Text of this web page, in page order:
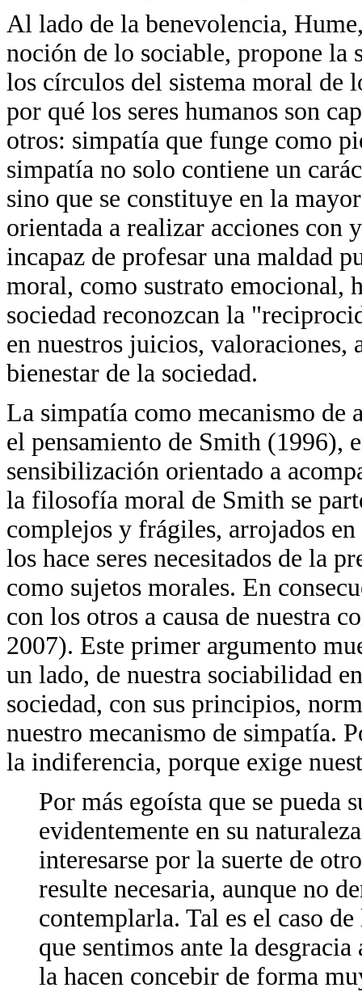
Al lado de la benevolencia,
noción de lo sociable, propone la
los círculos del sistema moral de
por qué los seres humanos son
otros: simpatía que funge como
simpatía no solo contiene un
sino que se constituye en la
orientada a realizar acciones con
incapaz de profesar una maldad
moral, como sustrato emocional,
sociedad reconozcan la
en nuestros juicios, valoraciones,
bienestar de la sociedad.
La simpatía como mecanismo de
el pensamiento de Smith (1996),
sensibilización orientado a
la filosofía moral de Smith se
complejos y frágiles, arrojados
los hace seres necesitados de la
como sujetos morales. En
con los otros a causa de nuestra
2007). Este primer argumento
un lado, de nuestra sociabilidad
sociedad, con sus principios,
nuestro mecanismo de simpatía.
la indiferencia, porque exige
Por más egoísta que se pueda
evidentemente en su
interesarse por la suerte de
resulte necesaria, aunque no
contemplarla. Tal es el caso
que sentimos ante la
la hacen concebir de forma